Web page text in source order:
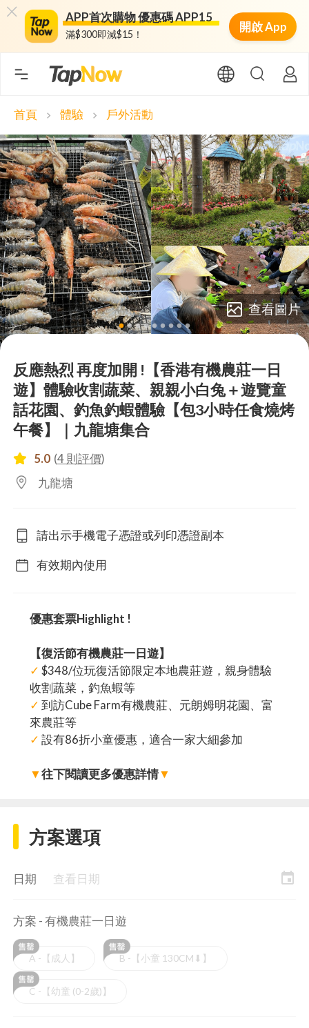
APP首次購物 優惠碼 APP15
滿$300即減$15！
開啟 App
首頁 chevron_right 體驗 chevron_right 戶外活動
lens lens lens lens lens lens lens lens lens
查看圖片
反應熱烈 再度加開 !【香港有機農莊一日
遊】體驗收割蔬菜、親親小白兔＋遊覽童
話花園、釣魚釣蝦體驗【包3小時任食燒烤
午餐】｜九龍塘集合
5.0 (4 則評價)
九龍塘
請出示手機電子憑證或列印憑證副本
有效期內使用
優惠套票Highlight !
【復活節有機農莊一日遊】
✓ $348/位玩復活節限定本地農莊遊，親身體驗
收割蔬菜，釣魚蝦等
✓ 到訪Cube Farm有機農莊、元朗姆明花園、富
來農莊等
✓ 設有86折小童優惠，適合一家大細參加
▼往下閱讀更多優惠詳情▼
方案選項
日期 查看日期 event
方案 - 有機農莊一日遊
A -【成人】 B -【小童 130CM⬇︎】
C -【幼童 (0-2歲)】